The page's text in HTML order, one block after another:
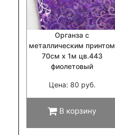
Органза с
металлическим принтом
70см х 1м цв.443
фиолетовый
Цена: 80 руб.
В корзину